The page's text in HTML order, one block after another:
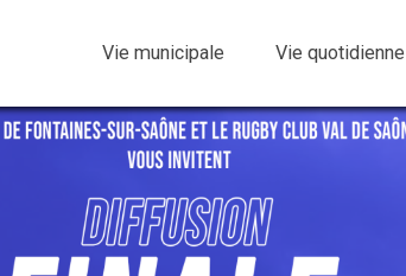
Vie municipale Vie quotidienne